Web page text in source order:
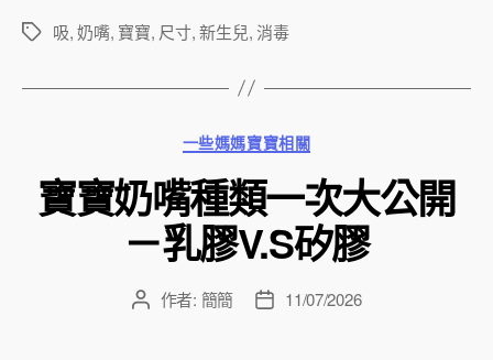
標
吸,奶嘴, 寶寶, 尺寸,新生兒,消毒
分
類
一些媽媽寶寶相關
寶寶奶嘴種類一次大公開
－乳膠V.S矽膠
文 作者: 簡簡
文 11/07/2026